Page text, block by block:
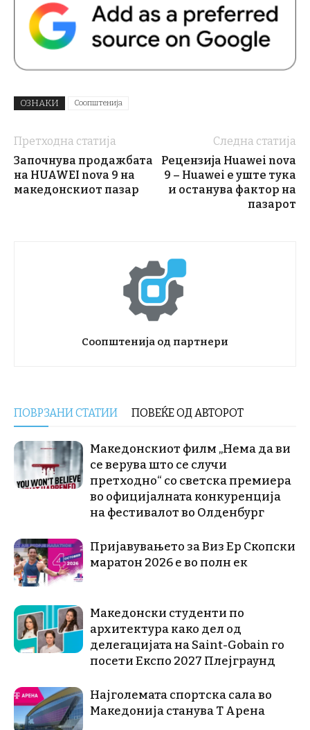
ОЗНАКИ Соопштенија
Претходна статија
Започнува продажбата
на HUAWEI nova 9 на
македонскиот пазар
Следна статија
Рецензија Huawei nova
9 – Huawei е уште тука
и останува фактор на
пазарот
Соопштенија од партнери
ПОВРЗАНИ СТАТИИ ПОВЕЌЕ ОД АВТОРОТ
Македонскиот филм „Нема да ви
се верува што се случи
претходно“ со светска премиера
во официјалната конкуренција
на фестивалот во Олденбург
Пријавувањето за Виз Ер Скопски
маратон 2026 е во полн ек
Македонски студенти по
архитектура како дел од
делегацијата на Saint-Gobain го
посети Експо 2027 Плејграунд
Најголемата спортска сала во
Македонија станува Т Арена